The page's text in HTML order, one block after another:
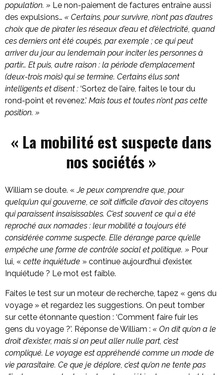
population. » Le non-paiement de factures entraîne aussi
des expulsions… « Certains, pour survivre, n’ont pas d’autres
choix que de pirater les réseaux d’eau et d’électricité, quand
ces derniers ont été coupés, par exemple ; ce qui peut
arriver du jour au lendemain pour inciter les personnes à
partir… Et puis, autre raison : la période d’emplacement
(deux-trois mois) qui se termine. Certains élus sont
intelligents et disent : ‘Sortez de l’aire, faites le tour du
rond-point et revenez.’ Mais tous et toutes n’ont pas cette
position. »
« La mobilité est suspecte dans
nos sociétés »
William se doute. « Je peux comprendre que, pour
quelqu’un qui gouverne, ce soit difficile d’avoir des citoyens
qui paraissent insaisissables. C’est souvent ce qui a été
reproché aux nomades : leur mobilité a toujours été
considérée comme suspecte. Elle dérange parce qu’elle
empêche une forme de contrôle social et politique. » Pour
lui, « cette inquiétude » continue aujourd’hui d’exister.
Inquiétude ? Le mot est faible.
Faites le test sur un moteur de recherche, tapez « gens du
voyage » et regardez les suggestions. On peut tomber
sur cette étonnante question : ‘Comment faire fuir les
gens du voyage ?’. Réponse de William : « On dit qu’on a le
droit d’exister, mais si on peut aller nulle part, c’est
compliqué. Le voyage est appréhendé comme un mode de
vie parasitaire. Ce que je déplore, c’est qu’on ne tente pas